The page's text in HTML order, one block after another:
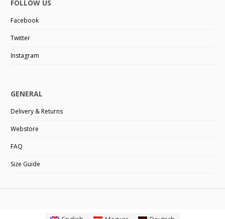
FOLLOW US
Facebook
Twitter
Instagram
GENERAL
Delivery & Returns
Webstore
FAQ
Size Guide